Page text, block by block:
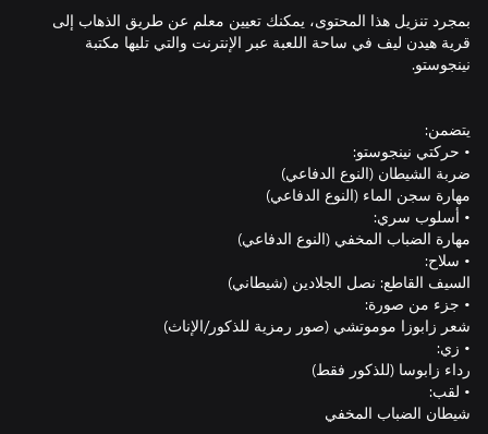
بمجرد تنزيل هذا المحتوى، يمكنك تعيين معلم عن طريق الذهاب إلى
قرية هيدن ليف في ساحة اللعبة عبر الإنترنت والتي تليها مكتبة
شيطان الضباب المخفي